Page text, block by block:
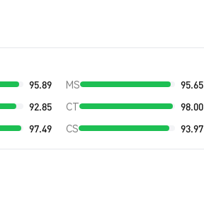
95.89 MS
95.65
92.85 CT
98.00
97.49 CS 93.97